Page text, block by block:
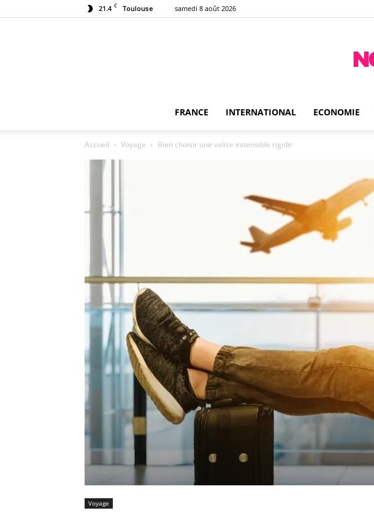
21.4 C Toulouse samedi 8 août 2026
FRANCE INTERNATIONAL ECONOMIE
Accueil Voyage Bien choisir une valise extensible rigide
Voyage